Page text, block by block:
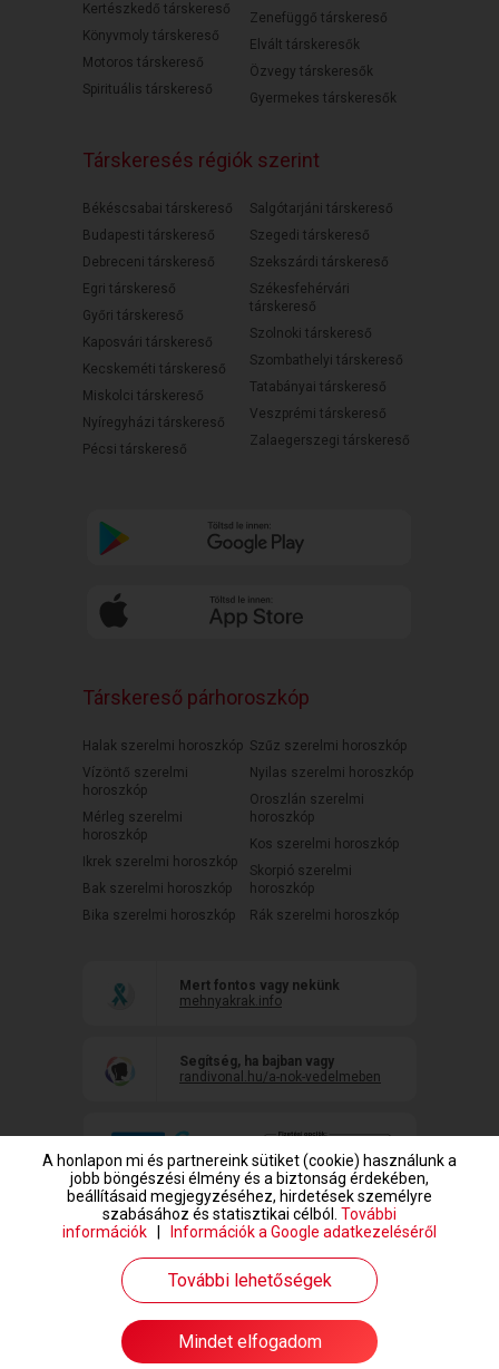
Kertészkedő társkereső
Könyvmoly társkereső
Motoros társkereső
Spirituális társkereső
Zenefüggő társkereső
Elvált társkeresők
Özvegy társkeresők
Gyermekes társkeresők
Társkeresés régiók szerint
Békéscsabai társkereső
Budapesti társkereső
Debreceni társkereső
Egri társkereső
Győri társkereső
Kaposvári társkereső
Kecskeméti társkereső
Miskolci társkereső
Nyíregyházi társkereső
Pécsi társkereső
Salgótarjáni társkereső
Szegedi társkereső
Szekszárdi társkereső
Székesfehérvári
társkereső
Szolnoki társkereső
Szombathelyi társkereső
Tatabányai társkereső
Veszprémi társkereső
Zalaegerszegi társkereső
Társkereső párhoroszkóp
Halak szerelmi horoszkóp
Vízöntő szerelmi
horoszkóp
Mérleg szerelmi
horoszkóp
Ikrek szerelmi horoszkóp
Bak szerelmi horoszkóp
Bika szerelmi horoszkóp
Szűz szerelmi horoszkóp
Nyilas szerelmi horoszkóp
Oroszlán szerelmi
horoszkóp
Kos szerelmi horoszkóp
Skorpió szerelmi
horoszkóp
Rák szerelmi horoszkóp
Mert fontos vagy nekünk
mehnyakrak.info
Segítség, ha bajban vagy
randivonal.hu/a-nok-vedelmeben
www.randivonal.hu © Copyright 1999-2026 Dating Central Europe Zrt.
A honlapon mi és partnereink sütiket (cookie) használunk a
jobb böngészési élmény és a biztonság érdekében,
beállításaid megjegyzéséhez, hirdetések személyre
szabásához és statisztikai célból. További
információk
Információk a Google adatkezeléséről
További lehetőségek
Mindet elfogadom